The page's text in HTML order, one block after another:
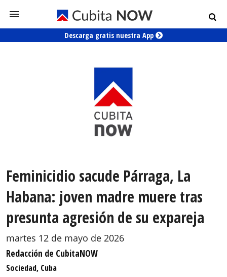
Descarga gratis nuestra App
Feminicidio sacude Párraga, La
Habana: joven madre muere tras
presunta agresión de su expareja
martes 12 de mayo de 2026
Redacción de CubitaNOW
Sociedad, Cuba